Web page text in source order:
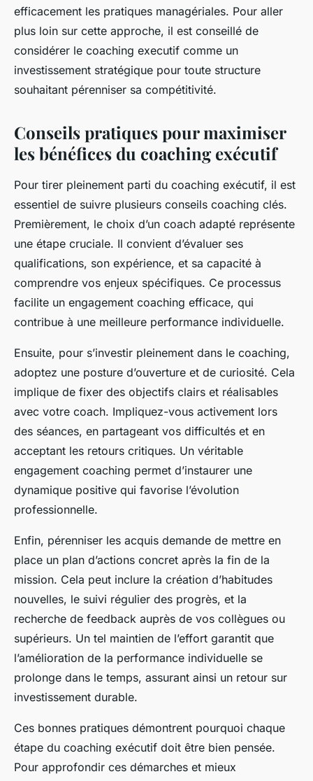
efficacement les pratiques managériales. Pour aller
plus loin sur cette approche, il est conseillé de
considérer le coaching executif comme un
investissement stratégique pour toute structure
souhaitant pérenniser sa compétitivité.
Conseils pratiques pour maximiser
les bénéfices du coaching exécutif
Pour tirer pleinement parti du coaching exécutif, il est
essentiel de suivre plusieurs conseils coaching clés.
Premièrement, le choix d’un coach adapté représente
une étape cruciale. Il convient d’évaluer ses
qualifications, son expérience, et sa capacité à
comprendre vos enjeux spécifiques. Ce processus
facilite un engagement coaching efficace, qui
contribue à une meilleure performance individuelle.
Ensuite, pour s’investir pleinement dans le coaching,
adoptez une posture d’ouverture et de curiosité. Cela
implique de fixer des objectifs clairs et réalisables
avec votre coach. Impliquez-vous activement lors
des séances, en partageant vos difficultés et en
acceptant les retours critiques. Un véritable
engagement coaching permet d’instaurer une
dynamique positive qui favorise l’évolution
professionnelle.
Enfin, pérenniser les acquis demande de mettre en
place un plan d’actions concret après la fin de la
mission. Cela peut inclure la création d’habitudes
nouvelles, le suivi régulier des progrès, et la
recherche de feedback auprès de vos collègues ou
supérieurs. Un tel maintien de l’effort garantit que
l’amélioration de la performance individuelle se
prolonge dans le temps, assurant ainsi un retour sur
investissement durable.
Ces bonnes pratiques démontrent pourquoi chaque
étape du coaching exécutif doit être bien pensée.
Pour approfondir ces démarches et mieux